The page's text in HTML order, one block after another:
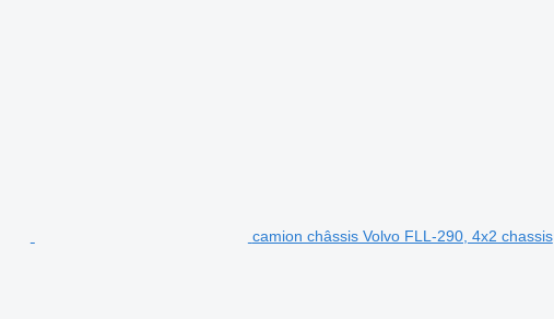
camion châssis Volvo FLL-290, 4x2 chassis